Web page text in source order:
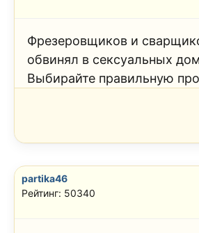
Фрезеровщиков и
обвинял в сексуальных
Выбирайте правильную
partika46
Рейтинг: 50340